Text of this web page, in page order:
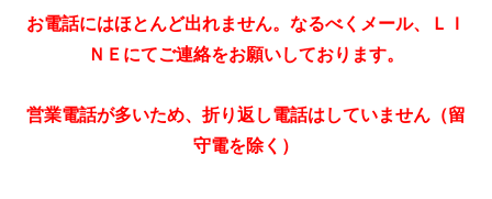
お電話にはほとんど出れません。なるべくメール、ＬＩ
ＮＥにてご連絡をお願いしております。
営業電話が多いため、折り返し電話はしていません（留
守電を除く）